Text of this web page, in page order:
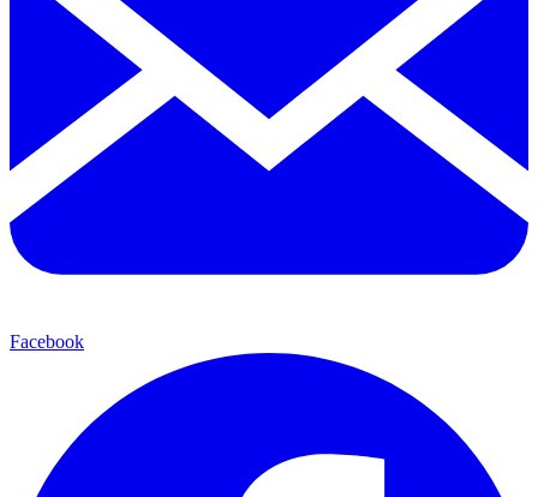
Facebook